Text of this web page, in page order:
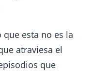
esta no es la
atraviesa el
que